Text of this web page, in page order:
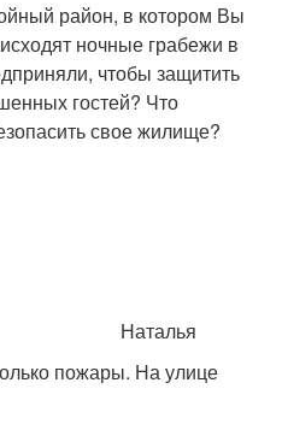
район, в котором Вы
ночные грабежи в
чтобы защитить
гостей? Что
свое жилище?
Наталья
пожары. На улице